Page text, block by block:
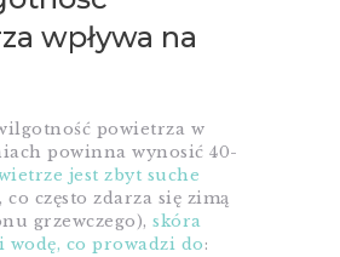
wpływa na
powietrza w
powinna wynosić 40-
jest zbyt suche
co często zdarza się zimą
grzewczego), skóra
wodę, co prowadzi do:​